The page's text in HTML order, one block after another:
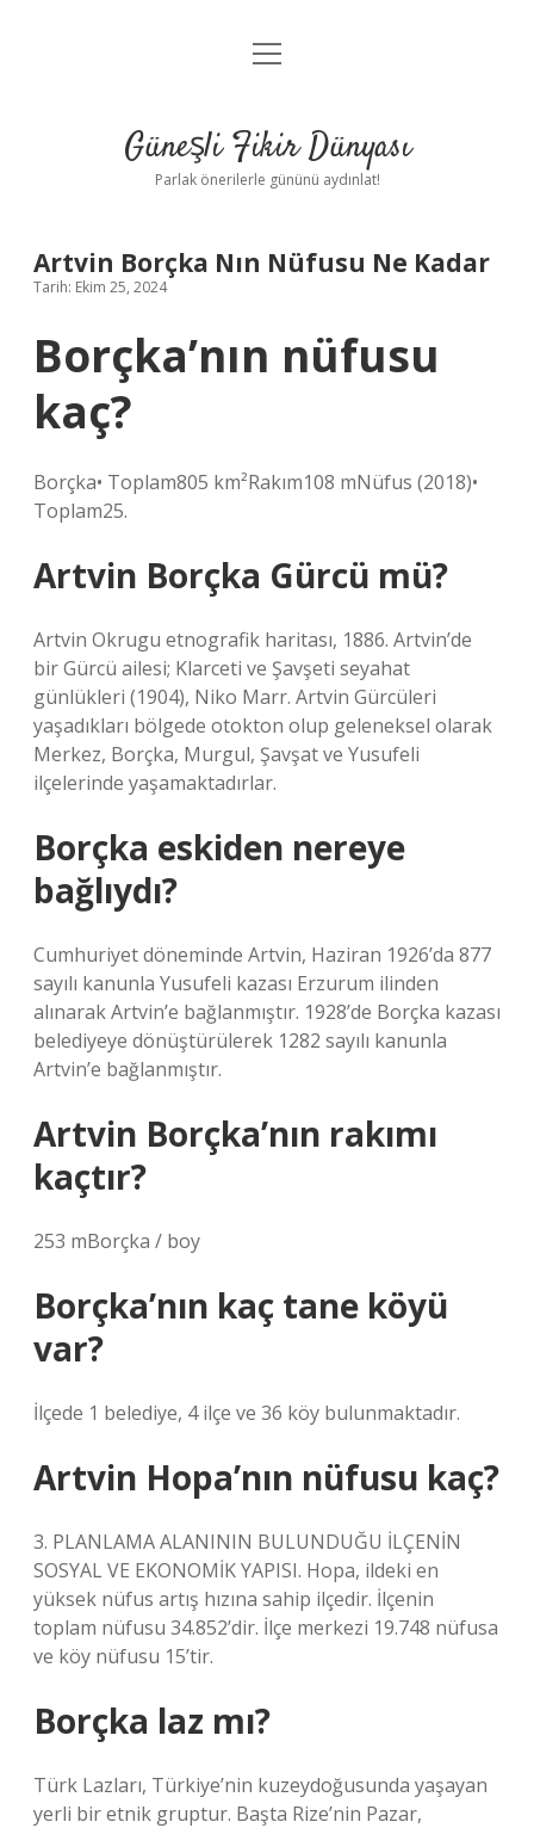
Anasayfa
Yasal Uyarı
menüyü
Güneşli Fikir Dünyası
Parlak önerilerle gününü aydınlat!
Artvin Borçka Nın Nüfusu Ne Kadar
Tarih: Ekim 25, 2024
Borçka’nın nüfusu
kaç?
Borçka• Toplam805 km²Rakım108 mNüfus (2018)•
Toplam25.
Artvin Borçka Gürcü mü?
Artvin Okrugu etnografik haritası, 1886. Artvin’de
bir Gürcü ailesi; Klarceti ve Şavşeti seyahat
günlükleri (1904), Niko Marr. Artvin Gürcüleri
yaşadıkları bölgede otokton olup geleneksel olarak
Merkez, Borçka, Murgul, Şavşat ve Yusufeli
ilçelerinde yaşamaktadırlar.
Borçka eskiden nereye
bağlıydı?
Cumhuriyet döneminde Artvin, Haziran 1926’da 877
sayılı kanunla Yusufeli kazası Erzurum ilinden
alınarak Artvin’e bağlanmıştır. 1928’de Borçka kazası
belediyeye dönüştürülerek 1282 sayılı kanunla
Artvin’e bağlanmıştır.
Artvin Borçka’nın rakımı
kaçtır?
253 mBorçka / boy
Borçka’nın kaç tane köyü
var?
İlçede 1 belediye, 4 ilçe ve 36 köy bulunmaktadır.
Artvin Hopa’nın nüfusu kaç?
3. PLANLAMA ALANININ BULUNDUĞU İLÇENİN
SOSYAL VE EKONOMİK YAPISI. Hopa, ildeki en
yüksek nüfus artış hızına sahip ilçedir. İlçenin
toplam nüfusu 34.852’dir. İlçe merkezi 19.748 nüfusa
ve köy nüfusu 15’tir.
Borçka laz mı?
Türk Lazları, Türkiye’nin kuzeydoğusunda yaşayan
yerli bir etnik gruptur. Başta Rize’nin Pazar,